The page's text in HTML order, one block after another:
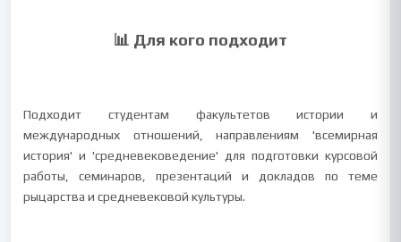
📊 Для кого подходит
Подходит студентам факультетов истории и
международных отношений, направлениям 'всемирная
история' и 'средневековедение' для подготовки курсовой
работы, семинаров, презентаций и докладов по теме
рыцарства и средневековой культуры.